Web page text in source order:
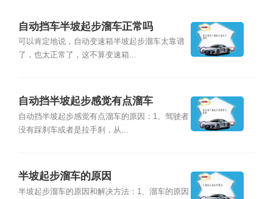
自动挡车半坡起步溜车正常吗
可以肯定地说，自动变速箱半坡起步溜车太靠谱
了，也太正常了，这不算变速箱...
自动挡半坡起步感觉有点溜车
自动挡半坡起步感觉有点溜车的原因：1、驾驶者
没有踩刹车或者是拉手刹，从...
半坡起步溜车的原因
半坡起步溜车的原因和解决方法：1、溜车的原因